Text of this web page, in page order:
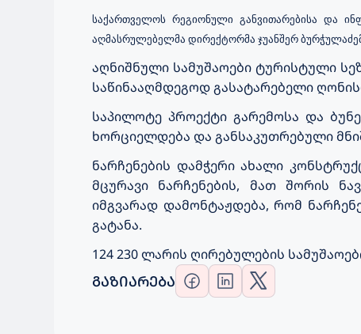
საქართველოს რეგიონული განვითარებისა და
აღმასრულებელმა დირექტორმა ჯუანშერ
აღნიშნული სამუშაოები ტურისტული
საწინააღმდეგოდ გასატარებელი
საპილოტე პროექტი გარემოსა და
ხორციელდება და განსაკუთრებული
ნარჩენების დამჭერი ახალი
მცურავი ნარჩენების, მათ შორის
იმგვარად დამონტაჟდება, რომ
გატანა.
124 230 ლარის ღირებულების
ᲒᲐᲖᲘᲐᲠᲔᲑᲐ